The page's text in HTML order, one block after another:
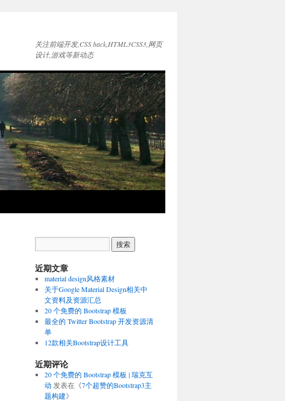
关注前端开发,CSS hack,HTML3CSS3,网页
设计,游戏等新动态
近期文章
material design风格素材
关于Google Material Design相关中
文资料及资源汇总
20 个免费的 Bootstrap 模板
最全的 Twitter Bootstrap 开发资源清
单
12款相关Bootstrap设计工具
近期评论
20 个免费的 Bootstrap 模板 | 瑞克互
动 发表在《7个超赞的Bootstrap3主
题构建》